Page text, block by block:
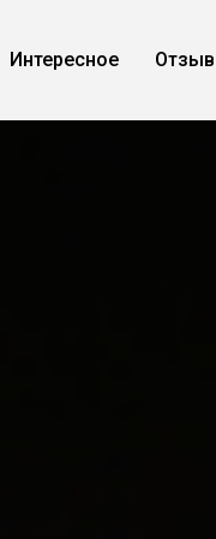
Интересное